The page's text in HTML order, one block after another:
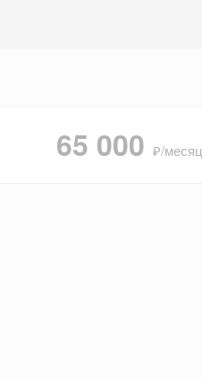
65 000 ₽/месяц